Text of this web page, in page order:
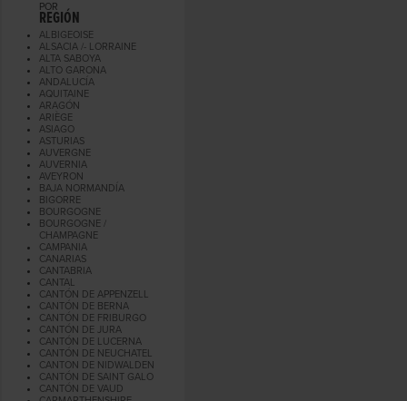
POR
REGIÓN
ALBIGEOISE
ALSACIA /- LORRAINE
ALTA SABOYA
ALTO GARONA
ANDALUCÍA
AQUITAINE
ARAGÓN
ARIÈGE
ASIAGO
ASTURIAS
AUVERGNE
AUVERNIA
AVEYRON
BAJA NORMANDÍA
BIGORRE
BOURGOGNE
BOURGOGNE /
CHAMPAGNE
CAMPANIA
CANARIAS
CANTABRIA
CANTAL
CANTÓN DE APPENZELL
CANTÓN DE BERNA
CANTÓN DE FRIBURGO
CANTÓN DE JURA
CANTÓN DE LUCERNA
CANTÓN DE NEUCHATEL
CANTON DE NIDWALDEN
CANTÓN DE SAINT GALO
CANTÓN DE VAUD